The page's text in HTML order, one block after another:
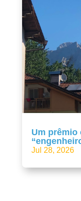
Um prêmio
Jul 28, 2026